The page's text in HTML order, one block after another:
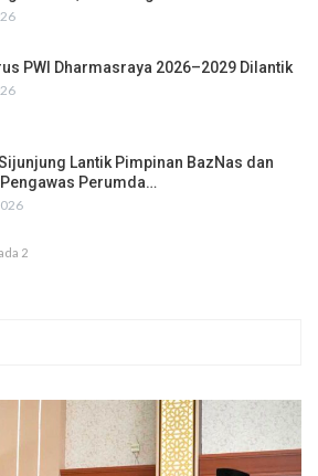
PWI Dharmasraya 2026–2029 Dilantik
Lantik Pimpinan BazNas dan
Pengawas Perumda…
2